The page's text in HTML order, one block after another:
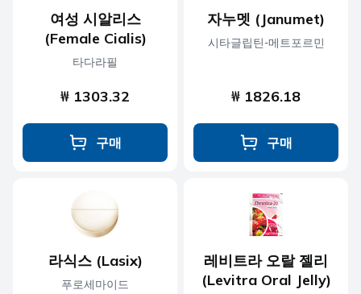
여성 시알리스
(Female Cialis)
타다라필
₩ 1303.32
구매
자누멧 (Janumet)
시타글립틴-메트포르민
₩ 1826.18
구매
라식스 (Lasix)
푸로세마이드
레비트라 오랄 젤리
(Levitra Oral Jelly)